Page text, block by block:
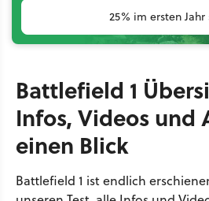
25% im ersten Jahr
Battlefield 1
Infos, Videos und
einen Blick
Battlefield 1 ist endlich